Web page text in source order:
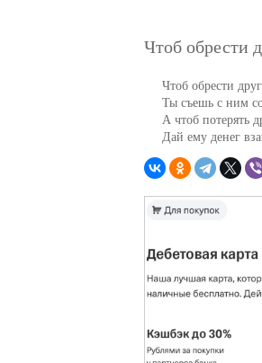
Чтоб обрести
Чтоб обрести
Ты съешь с ним
А чтоб потерять
Дай ему денег